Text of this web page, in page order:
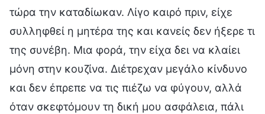
τώρα την καταδίωκαν. Λίγο καιρό πριν, είχε
συλληφθεί η μητέρα της και κανείς δεν ήξερε τι
της συνέβη. Μια φορά, την είχα δει να κλαίει
μόνη στην κουζίνα. Διέτρεχαν μεγάλο κίνδυνο
και δεν έπρεπε να τις πιέζω να φύγουν, αλλά
όταν σκεφτόμουν τη δική μου ασφάλεια, πάλι